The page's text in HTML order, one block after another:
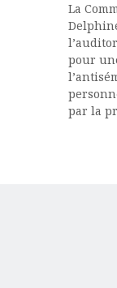
La
pour
par la